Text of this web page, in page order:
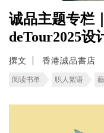
诚品主题专栏
deTour2025设
撰文 香港誠品書店
阅读书单 职人絮语